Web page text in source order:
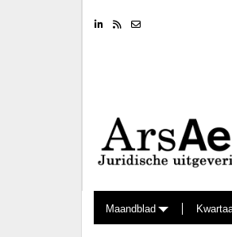
LinkedinRSS feed
Maandblad